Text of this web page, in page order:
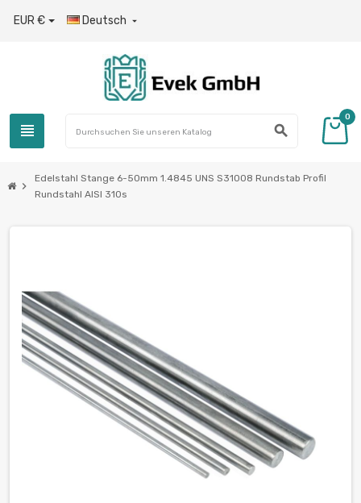
EUR € Deutsch 
view_headline search
0
chevron_right
Edelstahl Stange 6-50mm 1.4845 UNS S31008 Rundstab Profil
Rundstahl AISI 310s